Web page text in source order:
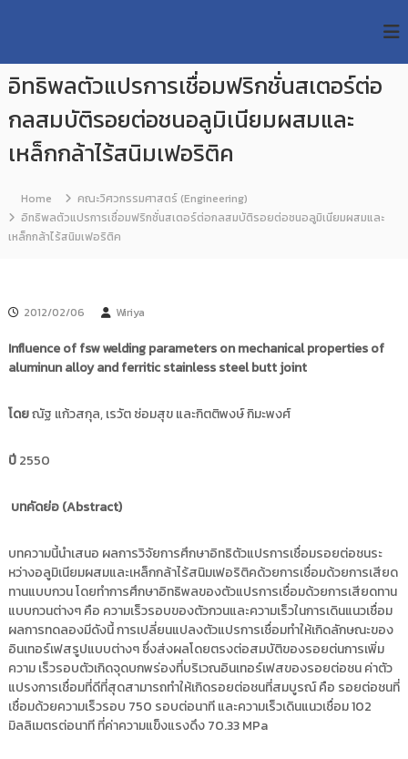
p
U
T
T
e
e
a
r
R
p
o
i
o
y
ค
ลั
ง
ข้
อ
มู
ล
ง
า
วิ
ท
า
ย
ค
โ
น
ร
ม
ง
ธั
บุ
รี
อิทธิพลตัวแปรการเชื่อมฟริกชั่นสเตอร์ต่อ
กลสมบัติรอยต่อชนอลูมิเนียมผสมและ
เหล็กกล้าไร้สนิมเฟอริติค
Home
คณะวิศวกรรมศาสตร์ (Engineering)
อิทธิพลตัวแปรการเชื่อมฟริกชั่นสเตอร์ต่อกลสมบัติรอยต่อชนอลูมิเนียมผสมและ
เหล็กกล้าไร้สนิมเฟอริติค
2012/02/06 Wiriya
Influence of fsw welding parameters on mechanical properties of
aluminun alloy and ferritic stainless steel butt joint
โดยณัฐ แก้วสกุล, เรวัต ซ่อมสุข และกิตติพงษ์ กิมะพงศ์
ปี2550
บทคัดย่อ (Abstract)
บทความนี้นำเสนอ ผลการวิจัยการศึกษาอิทธิตัวแปรการเชื่อมรอยต่อชนระ
หว่างอลูมิเนียมผสมและเหล็กกล้าไร้สนิมเฟอริติคด้วยการเชื่อมด้วยการเสียด
ทานแบบกวน โดยทำการศึกษาอิทธิพลของตัวแปรการเชื่อมด้วยการเสียดทาน
แบบกวนต่างๆ คือ ความเร็วรอบของตัวกวนและความเร็วในการเดินแนวเชื่อม
ผลการทดลองมีดังนี้ การเปลี่ยนแปลงตัวแปรการเชื่อมทำให้เกิดลักษณะของ
อินเทอร์เฟสรูปแบบต่างๆ ซึ่งส่งผลโดยตรงต่อสมบัติของรอยต่นการเพิ่ม
ความ เร็วรอบตัวเกิดจุดบกพร่องที่บริเวณอินเทอร์เฟสของรอยต่อชน ค่าตัว
แปรงการเชื่อมที่ดีที่สุดสามารถทำให้เกิดรอยต่อชนที่สมบูรณ์ คือ รอยต่อชนที่
เชื่อมด้วยความเร็วรอบ 750 รอบต่อนาที และความเร็วเดินแนวเชื่อม 102
มิลลิเมตรต่อนาที ที่ค่าความแข็งแรงดึง 70.33 MPa